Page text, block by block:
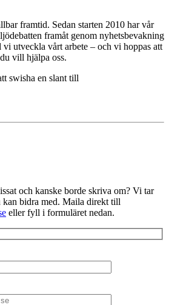
framtid. Sedan starten 2010 har vår
framåt genom nyhetsbevakning
utveckla vårt arbete – och vi hoppas att
du vill hjälpa oss.
swisha en slant till
och kanske borde skriva om? Vi tar
kan bidra med. Maila direkt till
eller fyll i formuläret nedan.